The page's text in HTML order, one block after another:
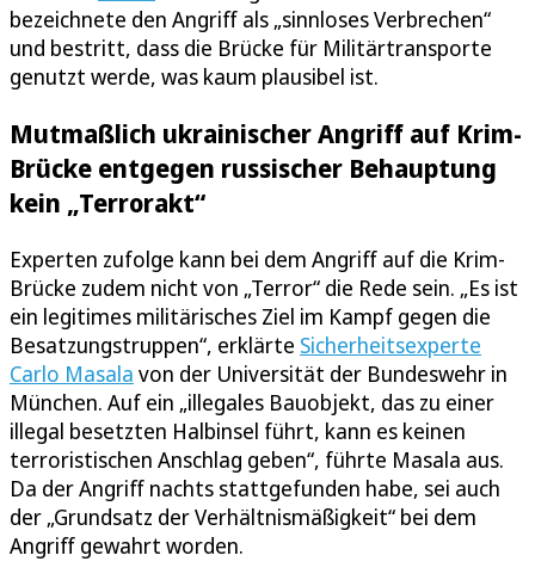
bezeichnete den Angriff als „sinnloses Verbrechen“
und bestritt, dass die Brücke für Militärtransporte
genutzt werde, was kaum plausibel ist.
Mutmaßlich ukrainischer Angriff auf Krim-
Brücke entgegen russischer Behauptung
kein „Terrorakt“
Experten zufolge kann bei dem Angriff auf die Krim-
Brücke zudem nicht von „Terror“ die Rede sein. „Es ist
ein legitimes militärisches Ziel im Kampf gegen die
Besatzungstruppen“, erklärte Sicherheitsexperte
Carlo Masala von der Universität der Bundeswehr in
München. Auf ein „illegales Bauobjekt, das zu einer
illegal besetzten Halbinsel führt, kann es keinen
terroristischen Anschlag geben“, führte Masala aus.
Da der Angriff nachts stattgefunden habe, sei auch
der „Grundsatz der Verhältnismäßigkeit“ bei dem
Angriff gewahrt worden.